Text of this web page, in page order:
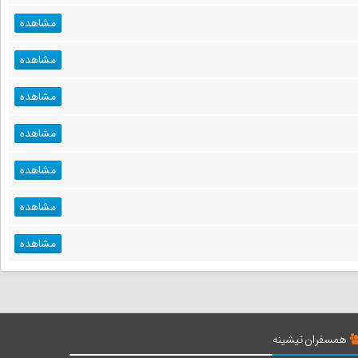
مشاهده
مشاهده
مشاهده
مشاهده
مشاهده
مشاهده
مشاهده
همسفران تیشینه